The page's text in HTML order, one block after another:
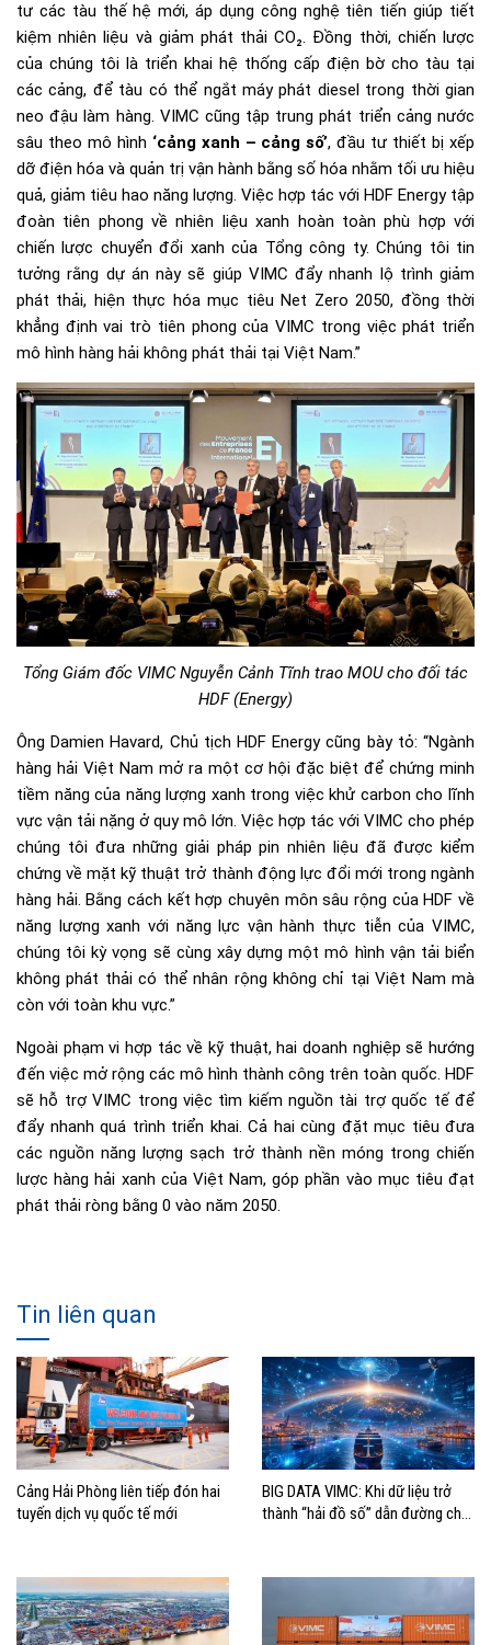
tư các tàu thế hệ mới, áp dụng công nghệ tiên tiến giúp tiết
kiệm nhiên liệu và giảm phát thải CO₂. Đồng thời, chiến lược
của chúng tôi là triển khai hệ thống cấp điện bờ cho tàu tại
các cảng, để tàu có thể ngắt máy phát diesel trong thời gian
neo đậu làm hàng. VIMC cũng tập trung phát triển cảng nước
sâu theo mô hình ‘cảng xanh – cảng số’, đầu tư thiết bị xếp
dỡ điện hóa và quản trị vận hành bằng số hóa nhằm tối ưu hiệu
quả, giảm tiêu hao năng lượng. Việc hợp tác với HDF Energy tập
đoàn tiên phong về nhiên liệu xanh hoàn toàn phù hợp với
chiến lược chuyển đổi xanh của Tổng công ty. Chúng tôi tin
tưởng rằng dự án này sẽ giúp VIMC đẩy nhanh lộ trình giảm
phát thải, hiện thực hóa mục tiêu Net Zero 2050, đồng thời
khẳng định vai trò tiên phong của VIMC trong việc phát triển
mô hình hàng hải không phát thải tại Việt Nam.”
Tổng Giám đốc VIMC Nguyễn Cảnh Tĩnh trao MOU cho đối tác
HDF (Energy)
Ông Damien Havard, Chủ tịch HDF Energy cũng bày tỏ: “Ngành
hàng hải Việt Nam mở ra một cơ hội đặc biệt để chứng minh
tiềm năng của năng lượng xanh trong việc khử carbon cho lĩnh
vực vận tải nặng ở quy mô lớn. Việc hợp tác với VIMC cho phép
chúng tôi đưa những giải pháp pin nhiên liệu đã được kiểm
chứng về mặt kỹ thuật trở thành động lực đổi mới trong ngành
hàng hải. Bằng cách kết hợp chuyên môn sâu rộng của HDF về
năng lượng xanh với năng lực vận hành thực tiễn của VIMC,
chúng tôi kỳ vọng sẽ cùng xây dựng một mô hình vận tải biển
không phát thải có thể nhân rộng không chỉ tại Việt Nam mà
còn với toàn khu vực.”
Ngoài phạm vi hợp tác về kỹ thuật, hai doanh nghiệp sẽ hướng
đến việc mở rộng các mô hình thành công trên toàn quốc. HDF
sẽ hỗ trợ VIMC trong việc tìm kiếm nguồn tài trợ quốc tế để
đẩy nhanh quá trình triển khai. Cả hai cùng đặt mục tiêu đưa
các nguồn năng lượng sạch trở thành nền móng trong chiến
lược hàng hải xanh của Việt Nam, góp phần vào mục tiêu đạt
phát thải ròng bằng 0 vào năm 2050.
Tin liên quan
Cảng Hải Phòng liên tiếp đón hai
tuyến dịch vụ quốc tế mới
BIG DATA VIMC: Khi dữ liệu trở
thành “hải đồ số” dẫn đường cho